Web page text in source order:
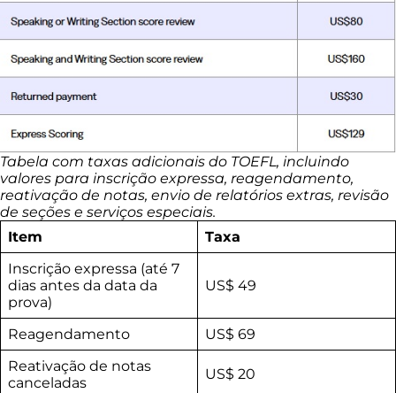
Tabela com taxas adicionais do TOEFL, incluindo
valores para inscrição expressa, reagendamento,
reativação de notas, envio de relatórios extras, revisão
de seções e serviços especiais.
Item
Taxa
Inscrição expressa (até 7
dias antes da data da
prova)
US$ 49
Reagendamento
US$ 69
Reativação de notas
canceladas
US$ 20